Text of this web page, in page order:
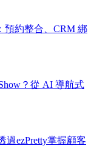
預約整合、CRM 綁
？從 AI 導航式
ezPretty掌握顧客